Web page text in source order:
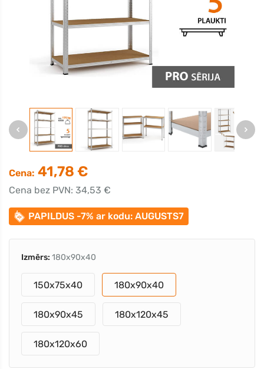
Cena: 41,78 €
Cena bez PVN: 34,53 €
PAPILDUS -7% ar kodu: AUGUSTS7
Izmērs: 180x90x40
150x75x40 180x90x40
180x90x45 180x120x45
180x120x60